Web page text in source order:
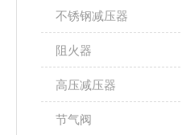
不锈钢减压器
阻火器
高压减压器
节气阀